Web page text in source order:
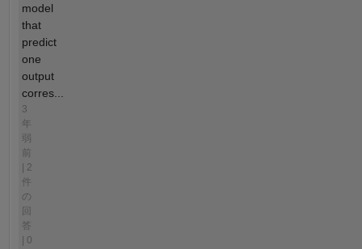
model
that
predict
one
output
corres...
3
年
弱
前
| 2
件
の
回
答
| 0